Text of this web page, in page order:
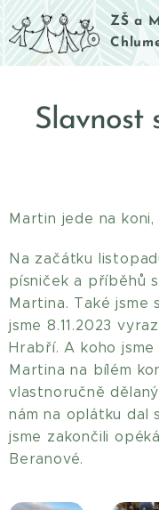
ZŠ a
Slavnost
Martin jede na
Na začátku
písniček a příběhů
Martina. Také jsme
jsme 8.11.2023
Hrabří. A koho
Martina na bílém
vlastnoručně
nám na oplátku dal
jsme zakončili
Beranové.